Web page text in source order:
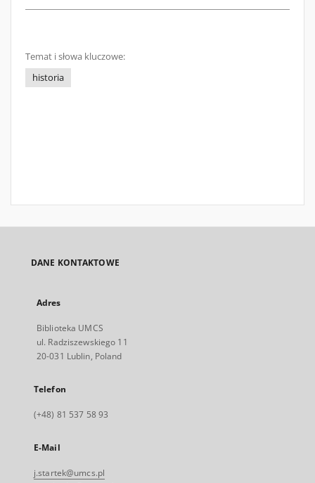
Temat i słowa kluczowe:
historia
DANE KONTAKTOWE
Adres
Biblioteka UMCS
ul. Radziszewskiego 11
20-031 Lublin, Poland
Telefon
(+48) 81 537 58 93
E-Mail
j.startek@umcs.pl